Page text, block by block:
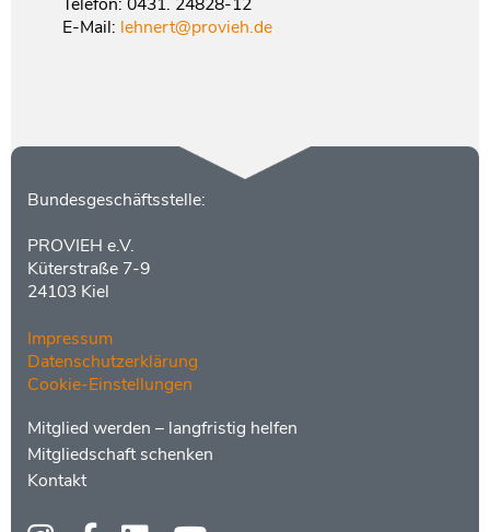
E-Mail: lehnert@provieh.de
Kontakt
Bundesgeschäftsstelle:
PROVIEH e.V.
Küterstraße 7-9
24103 Kiel
Impressum
Datenschutzerklärung
Cookie-Einstellungen
Menüs
Footer
2
Mitglied werden – langfristig helfen
Mitgliedschaft schenken
Kontakt